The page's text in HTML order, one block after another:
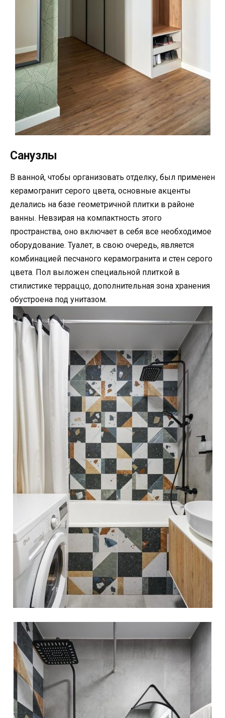
Санузлы
В ванной, чтобы организовать отделку, был применен
керамогранит серого цвета, основные акценты
делались на базе геометричной плитки в районе
ванны. Невзирая на компактность этого
пространства, оно включает в себя все необходимое
оборудование. Туалет, в свою очередь, является
комбинацией песчаного керамогранита и стен серого
цвета. Пол выложен специальной плиткой в
стилистике терраццо, дополнительная зона хранения
обустроена под унитазом.